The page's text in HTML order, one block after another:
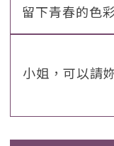
留下青春的色
小姐，可以請